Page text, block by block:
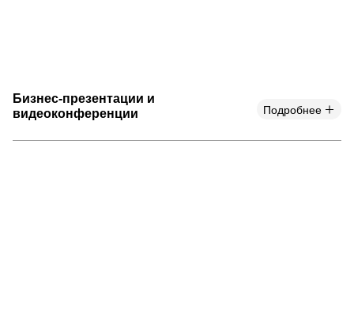
Бизнес-презентации и
видеоконференции
Подробнее